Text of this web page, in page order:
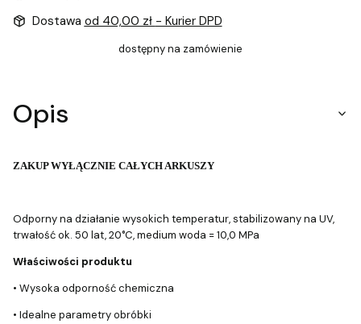
Dostawa od 40,00 zł - Kurier DPD
dostępny na zamówienie
Opis
ZAKUP WYŁĄCZNIE CAŁYCH ARKUSZY
Odporny na działanie wysokich temperatur, stabilizowany na UV,
trwałość ok. 50 lat, 20°C, medium woda = 10,0 MPa
Właściwości produktu
• Wysoka odporność chemiczna
• Idealne parametry obróbki